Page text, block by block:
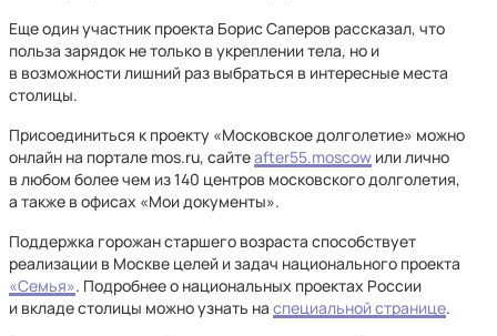
Еще один участник проекта Борис Саперов рассказал, что
польза зарядок не только в укреплении тела, но и
в возможности лишний раз выбраться в интересные места
столицы.
Присоединиться к проекту «Московское долголетие» можно
онлайн на портале mos.ru, сайтеafter55.moscow или лично
в любом более чем из 140 центров московского долголетия,
а также в офисах «Мои документы».
Поддержка горожан старшего возраста способствует
реализации в Москве целей и задач национального проекта
«Семья». Подробнее о национальных проектах России
и вкладе столицы можно узнать на специальной странице.